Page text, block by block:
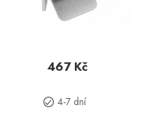
467 Kč
4-7 dní